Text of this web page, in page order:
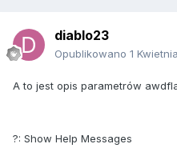
diablo23
Opublikowano 1
A to jest opis parametrów
?: Show Help Messages